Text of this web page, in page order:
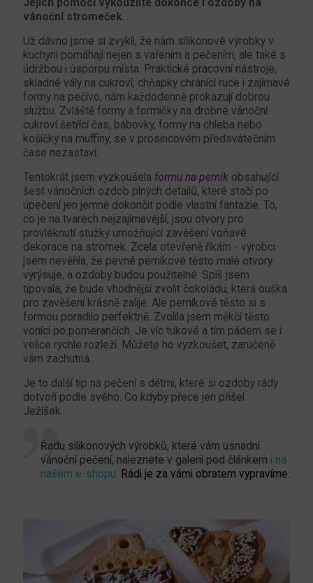
Jejich pomocí vykouzlíte dokonce i ozdoby na
vánoční stromeček.
Už dávno jsme si zvykli, že nám silikonové výrobky v
kuchyni pomáhají nejen s vařením a pečením, ale také s
údržbou i úsporou místa. Praktické pracovní nástroje,
skladné vály na cukroví, chňapky chránící ruce i zajímavé
formy na pečivo, nám každodenně prokazují dobrou
službu. Zvláště formy a formičky na drobné vánoční
cukroví šetřící čas, bábovky, formy na chleba nebo
košíčky na muffiny, se v prosincovém předsvátečním
čase nezastaví.
Tentokrát jsem vyzkoušela formu na perník obsahující
šest vánočních ozdob plných detailů, které stačí po
upečení jen jemně dokončit podle vlastní fantazie. To,
co je na tvarech nejzajímavější, jsou otvory pro
provléknutí stužky umožňující zavěšení voňavé
dekorace na stromek. Zcela otevřeně říkám - výrobci
jsem nevěřila, že pevné perníkové těsto malé otvory
vyrýsuje, a ozdoby budou použitelné. Spíš jsem
tipovala, že bude vhodnější zvolit čokoládu, která ouška
pro zavěšení krásně zalije. Ale perníkové těsto si s
formou poradilo perfektně. Zvolila jsem měkčí těsto
vonící po pomerančích. Je víc tukové a tím pádem se i
velice rychle rozleží. Můžete ho vyzkoušet, zaručeně
vám zachutná.
Je to další tip na pečení s dětmi, které si ozdoby rády
dotvoří podle svého. Co kdyby přece jen přišel
Ježíšek...
Řadu silikonových výrobků, které vám usnadní
vánoční pečení, naleznete v galerii pod článkem i na
našem e-shopu. Rádi je za vámi obratem vypravíme.